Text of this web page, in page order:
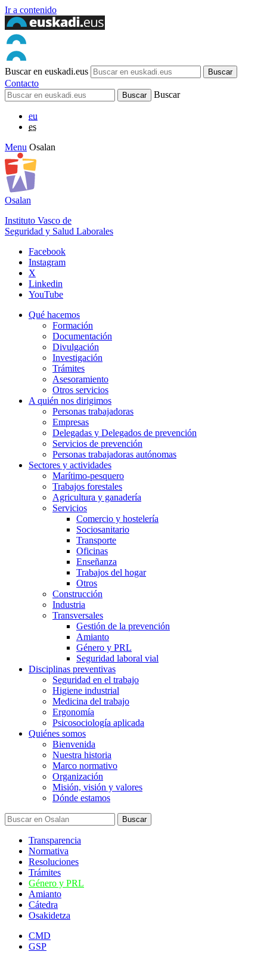
Ir a contenido
Buscar en euskadi.eus
Contacto
Buscar
eu
es
Menu Osalan
Osalan
Instituto Vasco de
Seguridad y Salud Laborales
Facebook
Instagram
X
Linkedin
YouTube
Qué hacemos
Formación
Documentación
Divulgación
Investigación
Trámites
Asesoramiento
Otros servicios
A quién nos dirigimos
Personas trabajadoras
Empresas
Delegadas y Delegados de prevención
Servicios de prevención
Personas trabajadoras autónomas
Sectores y actividades
Marítimo-pesquero
Trabajos forestales
Agricultura y ganadería
Servicios
Comercio y hostelería
Sociosanitario
Transporte
Oficinas
Enseñanza
Trabajos del hogar
Otros
Construcción
Industria
Transversales
Gestión de la prevención
Amianto
Género y PRL
Seguridad laboral vial
Disciplinas preventivas
Seguridad en el trabajo
Higiene industrial
Medicina del trabajo
Ergonomía
Psicosociología aplicada
Quiénes somos
Bienvenida
Nuestra historia
Marco normativo
Organización
Misión, visión y valores
Dónde estamos
Transparencia
Normativa
Resoluciones
Trámites
Género y PRL
Amianto
Cátedra
Osakidetza
CMD
GSP